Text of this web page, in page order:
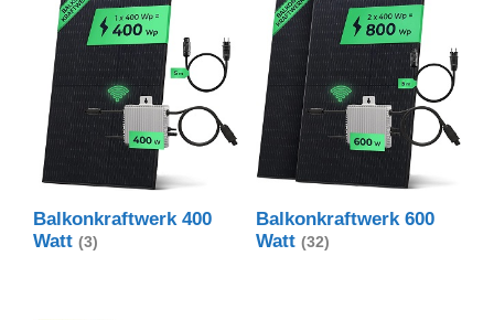
Balkonkraftwerk 400
Watt (3)
Balkonkraftwerk 600
Watt (32)